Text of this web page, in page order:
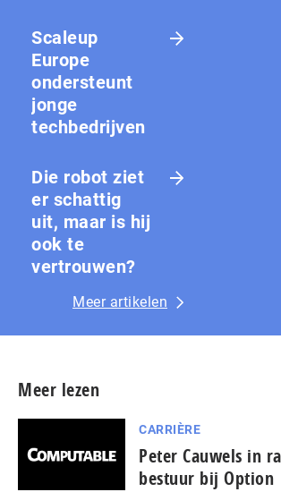
Scaleup
Europe
ondersteunt
jonge
techbedrijven
Die robot ziet
er schattig
uit, maar is hij
ook te
vertrouwen?
Meer artikelen
Meer lezen
CARRIÈRE
Peter Cauwels in
bestuur bij Option